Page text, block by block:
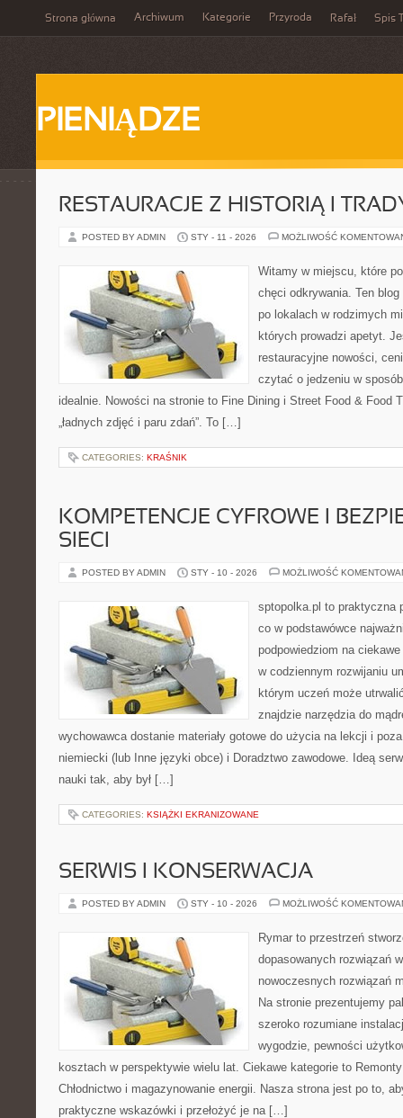
Strona główna Archiwum Kategorie Przyroda Rafał Spis
PIENIĄDZE
RESTAURACJE Z HISTORIĄ I
POSTED BY ADMIN STY - 11 - 2026 MOŻLIWOŚĆ
Witamy w miejscu, które
chęci odkrywania. Ten
po lokalach w rodzimych
których prowadzi apetyt.
restauracyjne nowości,
czytać o jedzeniu w
idealnie. Nowości na stronie to Fine Dining i Street Food & Food
„ładnych zdjęć i paru zdań”. To […]
CATEGORIES: KRAŚNIK
KOMPETENCJE CYFROWE I
SIECI
POSTED BY ADMIN STY - 10 - 2026 MOŻLIWOŚĆ
sptopolka.pl to praktyczna
co w podstawówce
podpowiedziom na
w codziennym rozwijaniu
którym uczeń może
znajdzie narzędzia do
wychowawca dostanie materiały gotowe do użycia na lekcji i
niemiecki (lub Inne języki obce) i Doradztwo zawodowe. Ideą
nauki tak, aby był […]
CATEGORIES: KSIĄŻKI EKRANIZOWANE
SERWIS I KONSERWACJA
POSTED BY ADMIN STY - 10 - 2026 MOŻLIWOŚĆ
Rymar to przestrzeń
dopasowanych rozwiązań
nowoczesnych rozwiązań
Na stronie prezentujemy
szeroko rozumiane
wygodzie, pewności
kosztach w perspektywie wielu lat. Ciekawe kategorie to
Chłodnictwo i magazynowanie energii. Nasza strona jest po to,
praktyczne wskazówki i przełożyć je na […]